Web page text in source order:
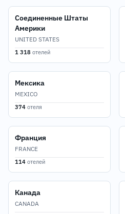
Соединенные Штаты
Америки
UNITED STATES
1 318 отелей
Мексика
MEXICO
374 отеля
Франция
FRANCE
114 отелей
Канада
CANADA